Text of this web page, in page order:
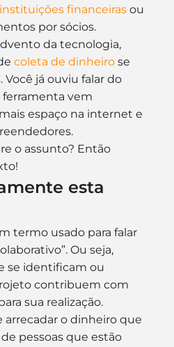
financeiras ou
por sócios.
da tecnologia,
coleta de dinheiro se
já ouviu falar do
vem
espaço na internet e
o assunto? Então
esta
termo usado para falar
Ou seja,
se identificam ou
contribuem com
sua realização.
arrecadar o dinheiro que
pessoas que estão